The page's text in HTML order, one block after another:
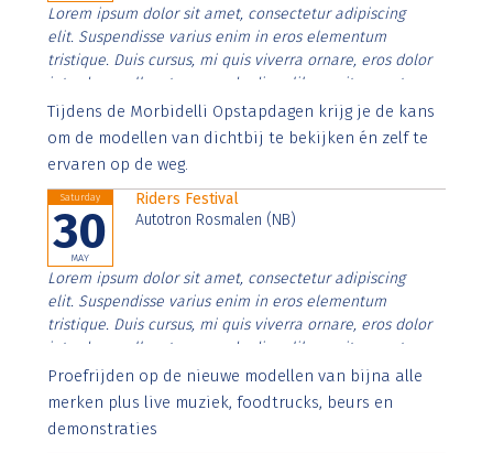
Lorem ipsum dolor sit amet, consectetur adipiscing
elit. Suspendisse varius enim in eros elementum
tristique. Duis cursus, mi quis viverra ornare, eros dolor
interdum nulla, ut commodo diam libero vitae erat.
Aenean faucibus nibh et justo cursus id rutrum lorem
imperdiet. Nunc ut sem vitae risus tristique posuere.
Tijdens de Morbidelli Opstapdagen krijg je de kans
om de modellen van dichtbij te bekijken én zelf te
ervaren op de weg.
Saturday
30
MAY
Riders Festival
Autotron Rosmalen (NB)
Lorem ipsum dolor sit amet, consectetur adipiscing
elit. Suspendisse varius enim in eros elementum
tristique. Duis cursus, mi quis viverra ornare, eros dolor
interdum nulla, ut commodo diam libero vitae erat.
Aenean faucibus nibh et justo cursus id rutrum lorem
imperdiet. Nunc ut sem vitae risus tristique posuere.
Proefrijden op de nieuwe modellen van bijna alle
merken plus live muziek, foodtrucks, beurs en
demonstraties